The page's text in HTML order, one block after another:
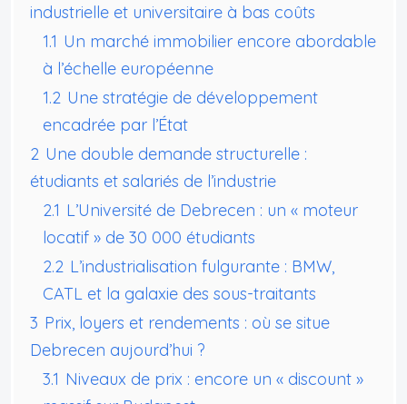
industrielle et universitaire à bas coûts
1.1 Un marché immobilier encore abordable
à l’échelle européenne
1.2 Une stratégie de développement
encadrée par l’État
2 Une double demande structurelle :
étudiants et salariés de l’industrie
2.1 L’Université de Debrecen : un « moteur
locatif » de 30 000 étudiants
2.2 L’industrialisation fulgurante : BMW,
CATL et la galaxie des sous-traitants
3 Prix, loyers et rendements : où se situe
Debrecen aujourd’hui ?
3.1 Niveaux de prix : encore un « discount »